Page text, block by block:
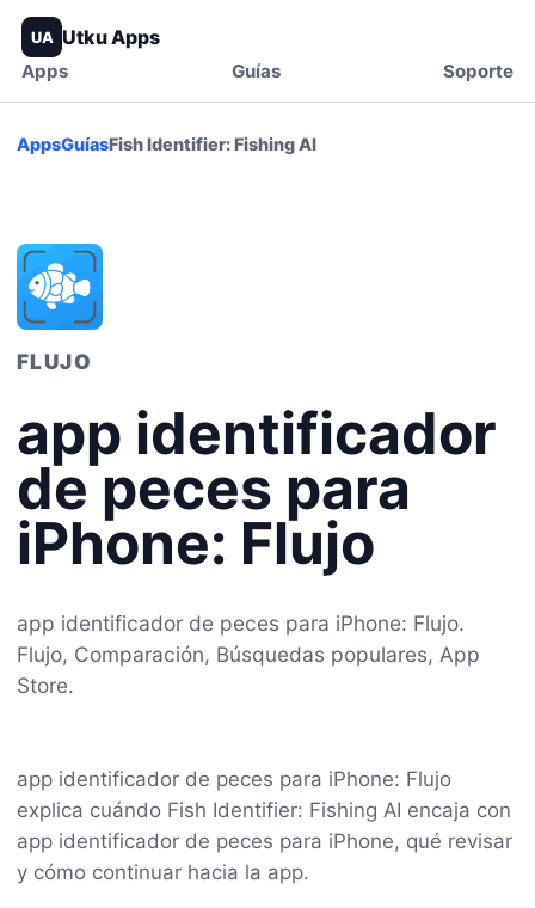
UA Utku Apps
Apps Guías Soporte
AppsGuíasFish Identifier: Fishing AI
FLUJO
app identificador
de peces para
iPhone: Flujo
app identificador de peces para iPhone: Flujo.
Flujo, Comparación, Búsquedas populares, App
Store.
app identificador de peces para iPhone: Flujo
explica cuándo Fish Identifier: Fishing AI encaja con
app identificador de peces para iPhone, qué revisar
y cómo continuar hacia la app.